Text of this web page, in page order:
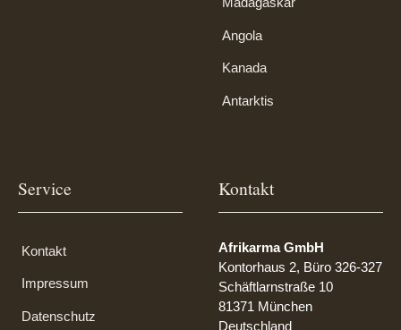
Angola
Kanada
Antarktis
Service
Kontakt
Impressum
Datenschutz
Kontakt
Afrikarma GmbH
Kontorhaus 2, Büro 326-327
Schäftlarnstraße 10
81371 München
Deutschland